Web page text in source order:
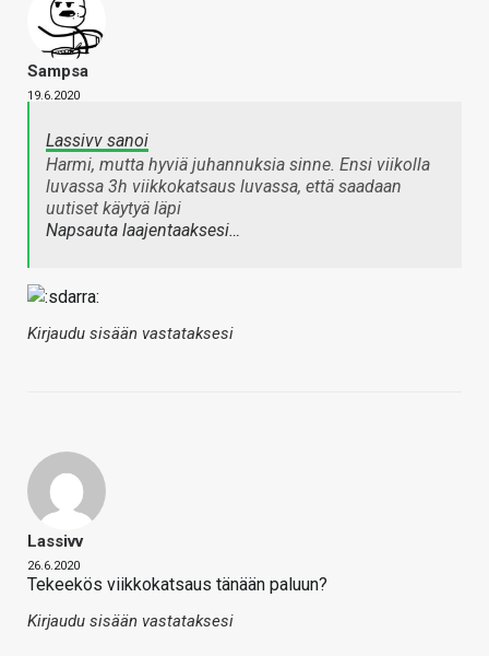
Sampsa
19.6.2020
Lassivv sanoi
Harmi, mutta hyviä juhannuksia sinne. Ensi viikolla
luvassa 3h viikkokatsaus luvassa, että saadaan
uutiset käytyä läpi
Napsauta laajentaaksesi…
Kirjaudu sisään vastataksesi
Lassivv
26.6.2020
Tekeekös viikkokatsaus tänään paluun?
Kirjaudu sisään vastataksesi